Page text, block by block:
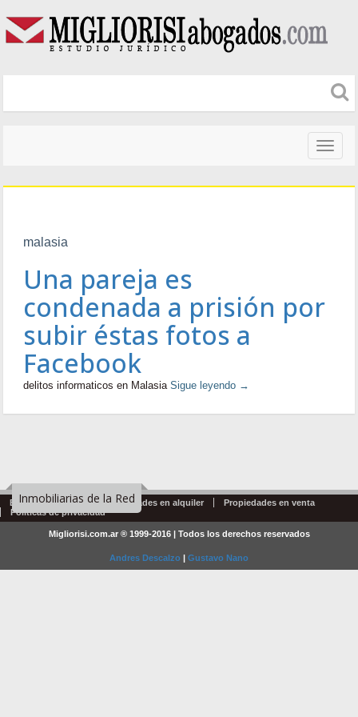
malasia
Una pareja es
condenada a prisión por
subir éstas fotos a
Facebook
delitos informaticos en MalasiaSigue leyendo →
Inmobiliarias de la Red
Emprendimientos Propiedades en alquiler
Propiedades en venta
Politicas de privacidad
Migliorisi.com.ar ® 1999-2016 | Todos los derechos reservados
Andres Descalzo | Gustavo Nano